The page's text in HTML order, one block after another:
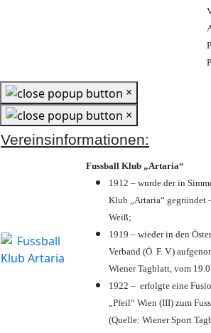
×
×
Vereinsinformationen:
Fussball Klub „Artaria“
1912 – wurde der in
Klub „Artaria“ gegründet
Weiß;
1919 – wieder in den
Verband (Ö. F. V.)
Wiener Tagblatt, vom
1922 – erfolgte eine
„Pfeil“ Wien (III) zum
(Quelle: Wiener Sport